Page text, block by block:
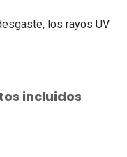
los rayos UV
incluidos